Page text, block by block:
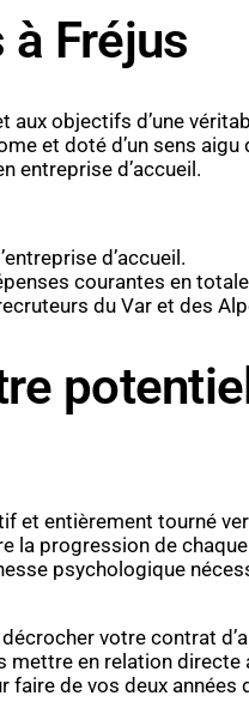
Fréjus
objectifs d’une
et doté d’un sens
entreprise d’accueil.
d’accueil.
courantes en
du Var et des
potentiel
et entièrement tourné
progression de
psychologique
votre contrat
en relation directe
de vos deux années